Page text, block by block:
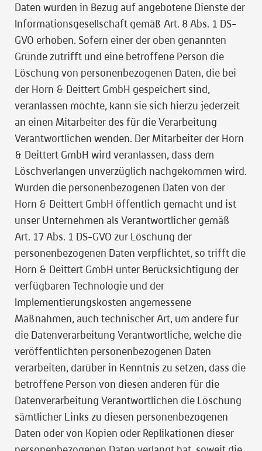
Daten wurden in Bezug auf angebotene Dienste der
Informationsgesellschaft gemäß Art. 8 Abs. 1 DS-
GVO erhoben. Sofern einer der oben genannten
Gründe zutrifft und eine betroffene Person die
Löschung von personenbezogenen Daten, die bei
der Horn & Deittert GmbH gespeichert sind,
veranlassen möchte, kann sie sich hierzu jederzeit
an einen Mitarbeiter des für die Verarbeitung
Verantwortlichen wenden. Der Mitarbeiter der Horn
& Deittert GmbH wird veranlassen, dass dem
Löschverlangen unverzüglich nachgekommen wird.
Wurden die personenbezogenen Daten von der
Horn & Deittert GmbH öffentlich gemacht und ist
unser Unternehmen als Verantwortlicher gemäß
Art. 17 Abs. 1 DS-GVO zur Löschung der
personenbezogenen Daten verpflichtet, so trifft die
Horn & Deittert GmbH unter Berücksichtigung der
verfügbaren Technologie und der
Implementierungskosten angemessene
Maßnahmen, auch technischer Art, um andere für
die Datenverarbeitung Verantwortliche, welche die
veröffentlichten personenbezogenen Daten
verarbeiten, darüber in Kenntnis zu setzen, dass die
betroffene Person von diesen anderen für die
Datenverarbeitung Verantwortlichen die Löschung
sämtlicher Links zu diesen personenbezogenen
Daten oder von Kopien oder Replikationen dieser